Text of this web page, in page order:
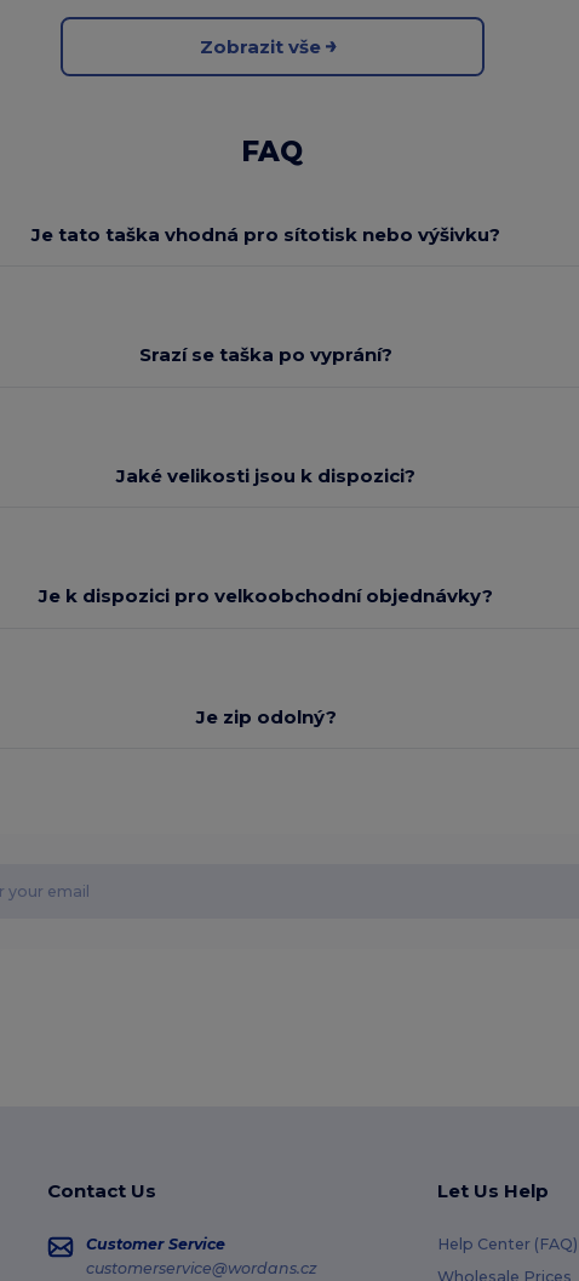
Zobrazit vše
FAQ
Je tato taška vhodná pro sítotisk nebo výšivku?
Srazí se taška po vyprání?
Jaké velikosti jsou k dispozici?
Je k dispozici pro velkoobchodní objednávky?
Je zip odolný?
Contact Us
Customer Service
customerservice@wordans.cz
Let Us Help
Help Center (FAQ)
Wholesale Prices